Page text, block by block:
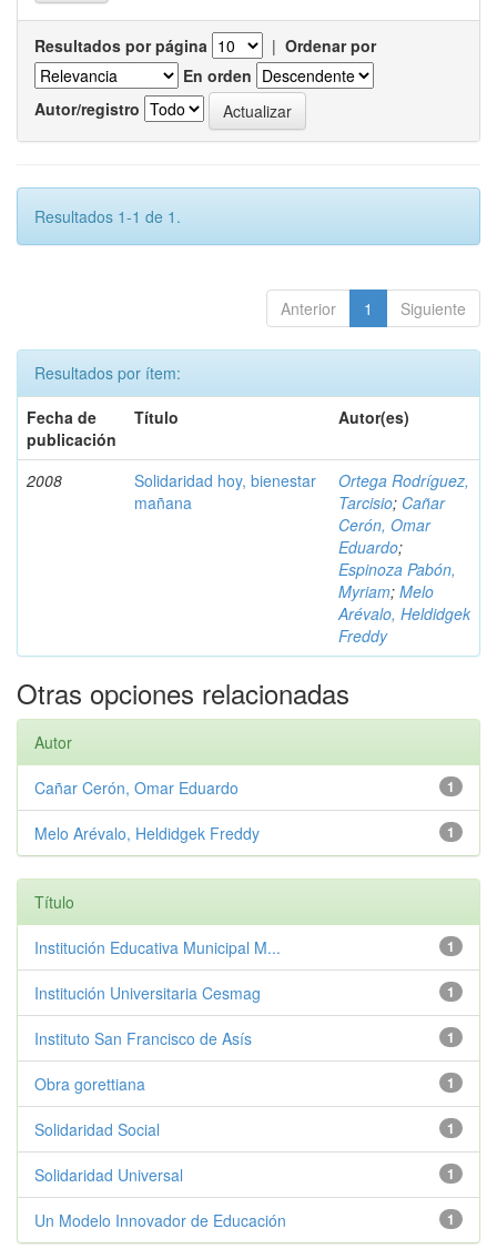
Resultados por página | Ordenar por
En orden
Autor/registro
Resultados 1-1 de 1.
Anterior 1 Siguiente
Resultados por ítem:
Fecha de
publicación
Título Autor(es)
2008
Solidaridad hoy, bienestar
mañana
Ortega Rodríguez,
Tarcisio; Cañar
Cerón, Omar
Eduardo;
Espinoza Pabón,
Myriam; Melo
Arévalo, Heldidgek
Freddy
Otras opciones relacionadas
Autor
1
Cañar Cerón, Omar Eduardo
1
Melo Arévalo, Heldidgek Freddy
Título
1
Institución Educativa Municipal M...
1
Institución Universitaria Cesmag
1
Instituto San Francisco de Asís
1
Obra gorettiana
1
Solidaridad Social
1
Solidaridad Universal
1
Un Modelo Innovador de Educación